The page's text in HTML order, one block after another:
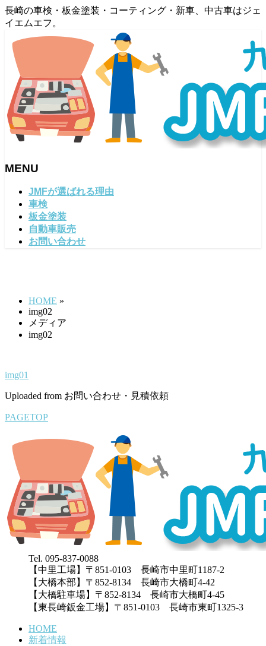
長崎の車検・板金塗装・コーティング・新車、中古車はジェ
イエムエフ。
MENU
JMFが選ばれる理由
車検
板金塗装
自動車販売
お問い合わせ
HOME »
img02
メディア
img02
img01
Uploaded from お問い合わせ・見積依頼
PAGETOP
Tel. 095-837-0088
【中里工場】〒851-0103 長崎市中里町1187-2
【大橋本部】〒852-8134 長崎市大橋町4-42
【大橋駐車場】〒852-8134 長崎市大橋町4-45
【東長崎鈑金工場】〒851-0103 長崎市東町1325-3
HOME
新着情報